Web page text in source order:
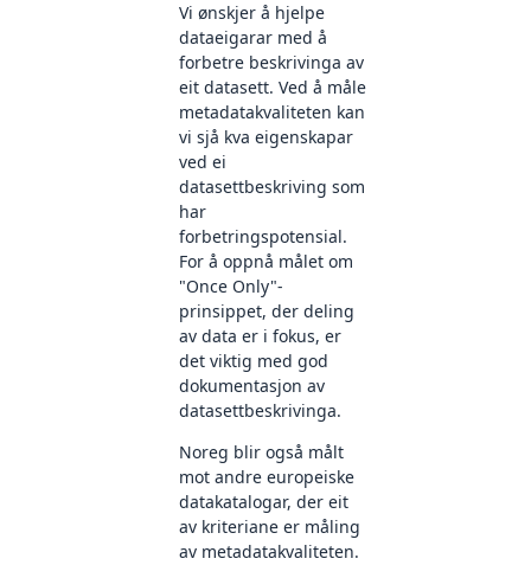
Vi ønskjer å hjelpe
dataeigarar med å
forbetre beskrivinga av
eit datasett. Ved å måle
metadatakvaliteten kan
vi sjå kva eigenskapar
ved ei
datasettbeskriving som
har
forbetringspotensial.
For å oppnå målet om
"Once Only"-
prinsippet, der deling
av data er i fokus, er
det viktig med god
dokumentasjon av
datasettbeskrivinga.
Noreg blir også målt
mot andre europeiske
datakatalogar, der eit
av kriteriane er måling
av metadatakvaliteten.